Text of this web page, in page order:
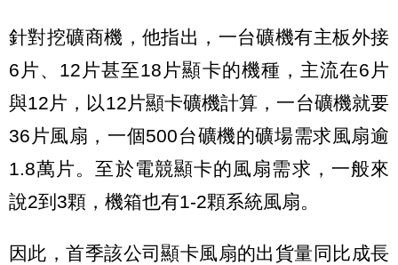
針對挖礦商機，他指出，一台礦機有主板外接
6片、12片甚至18片顯卡的機種，主流在6片
與12片，以12片顯卡礦機計算，一台礦機就要
36片風扇，一個500台礦機的礦場需求風扇逾
1.8萬片。至於電競顯卡的風扇需求，一般來
說2到3顆，機箱也有1-2顆系統風扇。
因此，首季該公司顯卡風扇的出貨量同比成長